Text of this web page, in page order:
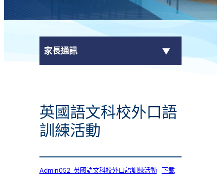
家長通訊
學校通告
英國語文科校外口語
訓練活動
Admin052_英國語文科校外口語訓練活動 下載